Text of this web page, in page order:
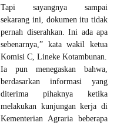
Tapi sayangnya sampai
sekarang ini, dokumen itu tidak
pernah diserahkan. Ini ada apa
sebenarnya,” kata wakil ketua
Komisi C, Lineke Kotambunan.
Ia pun menegaskan bahwa,
berdasarkan informasi yang
diterima pihaknya ketika
melakukan kunjungan kerja di
Kementerian Agraria beberapa